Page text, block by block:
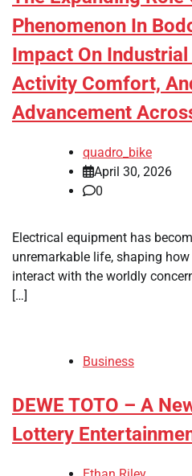
Phenomenon In
Impact On
Activity Comfort,
Advancement
quadro_bike
April 30, 2026
0
Electrical equipment has
unremarkable life, shaping
interact with the worldly
[…]
Business
DEWE TOTO – A
Lottery